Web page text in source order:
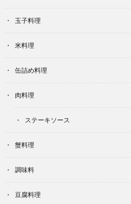
玉子料理
米料理
缶詰め料理
肉料理
ステーキソース
蟹料理
調味料
豆腐料理